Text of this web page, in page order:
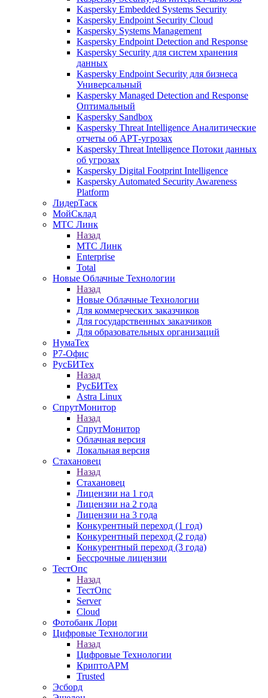
Kaspersky Embedded Systems Security
Kaspersky Endpoint Security Cloud
Kaspersky Systems Management
Kaspersky Endpoint Detection and Response
Kaspersky Security для систем хранения
данных
Kaspersky Endpoint Security для бизнеса
Универсальный
Kaspersky Managed Detection and Response
Оптимальный
Kaspersky Sandbox
Kaspersky Threat Intelligence Аналитические
отчеты об АРТ-угрозах
Kaspersky Threat Intelligence Потоки данных
об угрозах
Kaspersky Digital Footprint Intelligence
Kaspersky Automated Security Awareness
Platform
ЛидерТаск
МойСклад
МТС Линк
Назад
МТС Линк
Enterprise
Total
Новые Облачные Технологии
Назад
Новые Облачные Технологии
Для коммерческих заказчиков
Для государственных заказчиков
Для образовательных организаций
НумаТех
Р7-Офис
РусБИТех
Назад
РусБИТех
Astra Linux
СпрутМонитор
Назад
СпрутМонитор
Облачная версия
Локальная версия
Стахановец
Назад
Стахановец
Лицензии на 1 год
Лицензии на 2 года
Лицензии на 3 года
Конкурентный переход (1 год)
Конкурентный переход (2 года)
Конкурентный переход (3 года)
Бессрочные лицензии
ТестОпс
Назад
ТестОпс
Server
Cloud
Фотобанк Лори
Цифровые Технологии
Назад
Цифровые Технологии
КриптоАРМ
Trusted
Эсборд